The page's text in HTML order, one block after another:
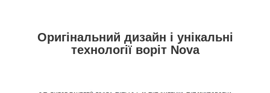
Оригінальний дизайн і унікальні
технології воріт Nova